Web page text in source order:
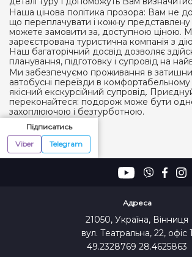
Наша цінова політика прозора: Вам не
що переплачувати і кожну
можете замовити за, доступною ціною.
зареєстрована туристична компанія з
Наш багаторічний досвід дозволяє
планування, підготовку і супровід на
Ми забезпечуємо проживання в
автобусні переїзди в комфортабельному
якісний екскурсійний супровід.
переконайтеся: подорож може бути
захоплюючою і безтурботною.
Підписатись
Viber
Telegram
Адреса
21050, Україна, Вінниця
вул. Театральна, 22, офіс 1
49.2328769 28.4625863